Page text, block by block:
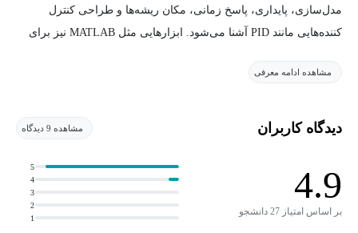
مدل‌سازی، پایداری، پاسخ زمانی، مکان ریشه‌ها و طراحی کنترل
کننده‌هایی مانند PID آشنا می‌شود. ابزارهایی مثل MATLAB نیز برای
است که خروجی دلخواه را با رفتار پایدار و دقیق تولید کند.
در این درس، رفتار سیستم‌های دینامیکی خطی بررسی و تحلیل
می‌شود. هدف اصلی، طراحی سیستمی است که بتواند ورودی‌ها را به
شکلی مطلوب کنترل کرده و خروجی‌ها را در بازه‌ای مشخص نگه دارد.
مفاهیم پایه‌ای مانند تابع تبدیل، پاسخ سیستم به ورودی پله و ضربه،
پایداری سیستم‌ها و نمودار مکان هندسی ریشه‌ها (Root Locus) آموزش
مشاهده ادامه معرفی
دیدگاه کاربران مشاهده 9 دیدگاه
4.9
بر اساس امتیاز 27 دانشجو
1
2
3
4
5